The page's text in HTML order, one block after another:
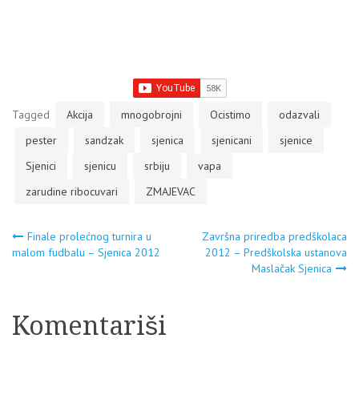
Tagged Akcija mnogobrojni Ocistimo
odazvali
pester
sandzak sjenica sjenicani
sjenice
Sjenici
sjenicu srbiju
vapa
zarudine ribocuvari
ZMAJEVAC
Navigacija
Finale prolećnog turnira u
malom fudbalu – Sjenica 2012
Završna priredba predškolaca
2012 – Predškolska ustanova
Maslačak Sjenica
Komentariši